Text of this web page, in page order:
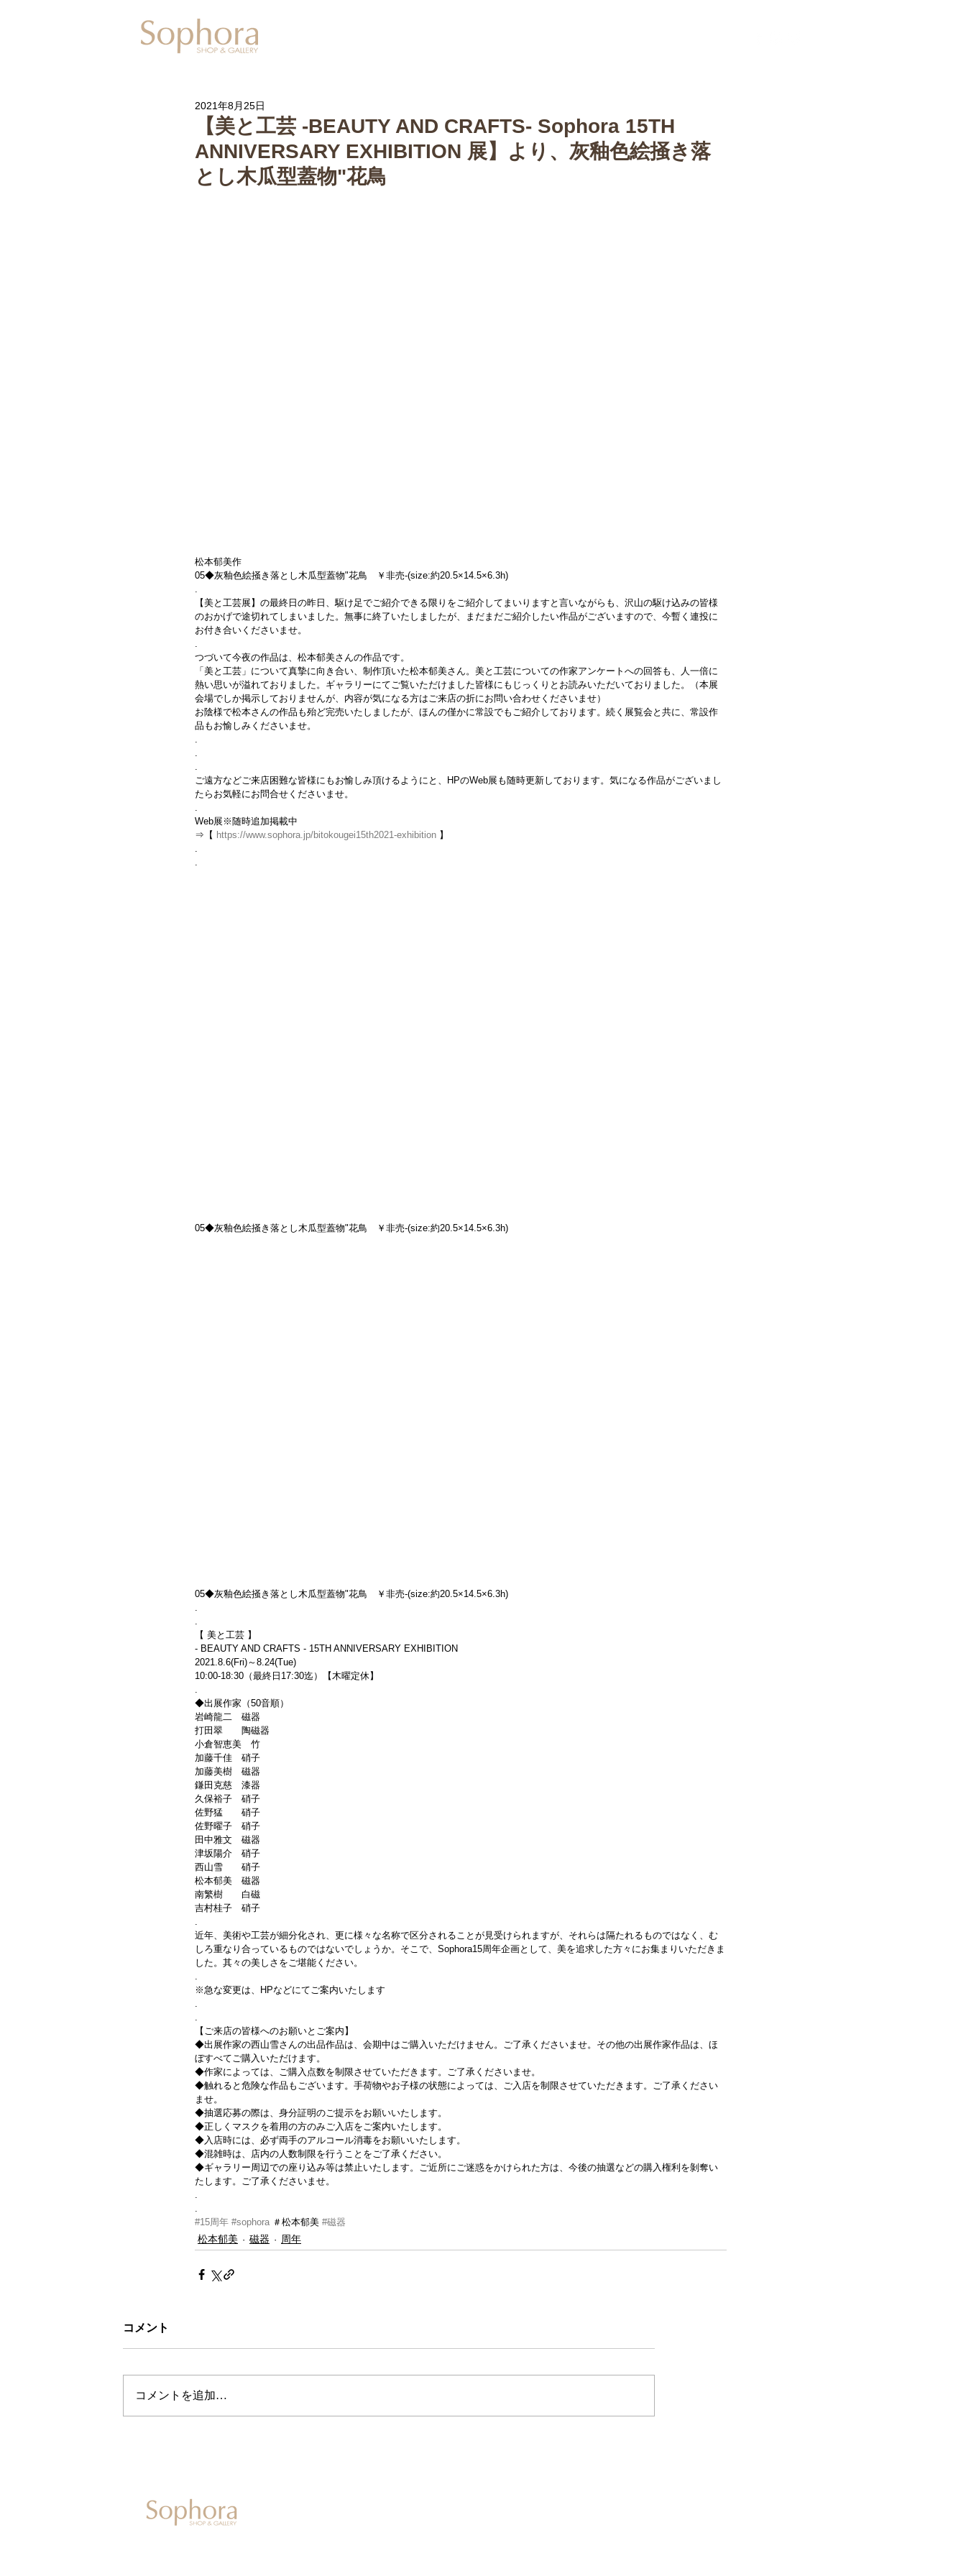
【美と工芸 -BEAUTY AND CRAFTS- Sophora 15TH
ANNIVERSARY EXHIBITION 展】より、灰釉色絵掻き落
とし木瓜型蓋物"花鳥
2021年8月25日
松本郁美作
05◆灰釉色絵掻き落とし木瓜型蓋物"花鳥　￥非売-(size:約20.5×14.5×6.3h)
.
【美と工芸展】の最終日の昨日、駆け足でご紹介できる限りをご紹介してまいりますと言いながらも、沢山の駆け込みの皆様
のおかげで途切れてしまいました。無事に終了いたしましたが、まだまだご紹介したい作品がございますので、今暫く連投に
お付き合いくださいませ。
.
つづいて今夜の作品は、松本郁美さんの作品です。
「美と工芸」について真摯に向き合い、制作頂いた松本郁美さん。美と工芸についての作家アンケートへの回答も、人一倍に
熱い思いが溢れておりました。ギャラリーにてご覧いただけました皆様にもじっくりとお読みいただいておりました。（本展
会場でしか掲示しておりませんが、内容が気になる方はご来店の折にお問い合わせくださいませ）
お陰様で松本さんの作品も殆ど完売いたしましたが、ほんの僅かに常設でもご紹介しております。続く展覧会と共に、常設作
品もお愉しみくださいませ。
.
.
.
ご遠方などご来店困難な皆様にもお愉しみ頂けるようにと、HPのWeb展も随時更新しております。気になる作品がございまし
たらお気軽にお問合せくださいませ。
.
Web展※随時追加掲載中
⇒【 https://www.sophora.jp/bitokougei15th2021-exhibition 】
.
.
05◆灰釉色絵掻き落とし木瓜型蓋物"花鳥　￥非売-(size:約20.5×14.5×6.3h)
05◆灰釉色絵掻き落とし木瓜型蓋物"花鳥　￥非売-(size:約20.5×14.5×6.3h)
.
.
【 美と工芸 】
- BEAUTY AND CRAFTS - 15TH ANNIVERSARY EXHIBITION
2021.8.6(Fri)～8.24(Tue)
10:00-18:30（最終日17:30迄）【木曜定休】
.
◆出展作家（50音順）
岩崎龍二　磁器
打田翠　　陶磁器
小倉智恵美　竹
加藤千佳　硝子
加藤美樹　磁器
鎌田克慈　漆器
久保裕子　硝子
佐野猛　　硝子
佐野曜子　硝子
田中雅文　磁器
津坂陽介　硝子
西山雪　　硝子
松本郁美　磁器
南繁樹　　白磁
吉村桂子　硝子
.
近年、美術や工芸が細分化され、更に様々な名称で区分されることが見受けられますが、それらは隔たれるものではなく、む
しろ重なり合っているものではないでしょうか。そこで、Sophora15周年企画として、美を追求した方々にお集まりいただきま
した。其々の美しさをご堪能ください。
.
※急な変更は、HPなどにてご案内いたします
.
.
【ご来店の皆様へのお願いとご案内】
◆出展作家の西山雪さんの出品作品は、会期中はご購入いただけません。ご了承くださいませ。その他の出展作家作品は、ほ
ぼすべてご購入いただけます。
◆作家によっては、ご購入点数を制限させていただきます。ご了承くださいませ。
◆触れると危険な作品もございます。手荷物やお子様の状態によっては、ご入店を制限させていただきます。ご了承ください
ませ。
◆抽選応募の際は、身分証明のご提示をお願いいたします。
◆正しくマスクを着用の方のみご入店をご案内いたします。
◆入店時には、必ず両手のアルコール消毒をお願いいたします。
◆混雑時は、店内の人数制限を行うことをご了承ください。
◆ギャラリー周辺での座り込み等は禁止いたします。ご近所にご迷惑をかけられた方は、今後の抽選などの購入権利を剝奪い
たします。ご了承くださいませ。
.
.
#15周年 #sophora ＃松本郁美 #磁器
松本郁美 磁器 周年
コメント
コメントを追加…